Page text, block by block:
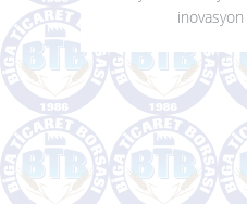
inovasyon